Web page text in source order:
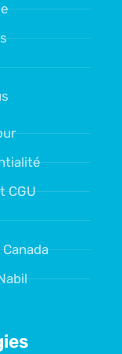
CGU